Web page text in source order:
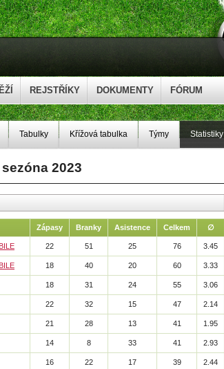
REJSTŘÍKY DOKUMENTY FÓRUM
Tabulky Křížová tabulka Týmy Statistiky
2023
Zápasy Branky Asistence Celkem ∅
22 51 25 76 3.45
18 40 20 60 3.33
18 31 24 55 3.06
22 32 15 47 2.14
21 28 13 41 1.95
14 8 33 41 2.93
16 22 17 39 2.44